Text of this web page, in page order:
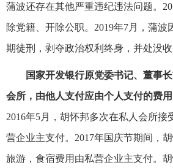
蒲波还存在其他严重违纪违法问题。
除党籍、开除公职。2019年7月，蒲波
期徒刑，剥夺政治权利终身，并处没收
国家开发银行原党委书记、董事
会所，由他人支付应由个人支付的费用
2016年5月，胡怀邦多次在私人会所接
营企业主支付。2017年国庆节期间，
旅游，食宿费用由私营企业主支付。